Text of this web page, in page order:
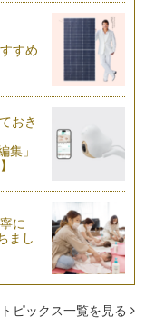
すめ
おき
集」
に
まし
トピックス一覧を見る